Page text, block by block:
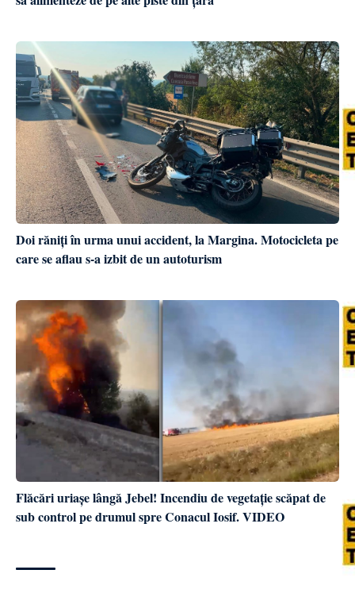
Doi răniți în urma unui accident, la Margina. Motocicleta pe
care se aflau s-a izbit de un autoturism
Flăcări uriașe lângă Jebel! Incendiu de vegetație scăpat de
sub control pe drumul spre Conacul Iosif. VIDEO